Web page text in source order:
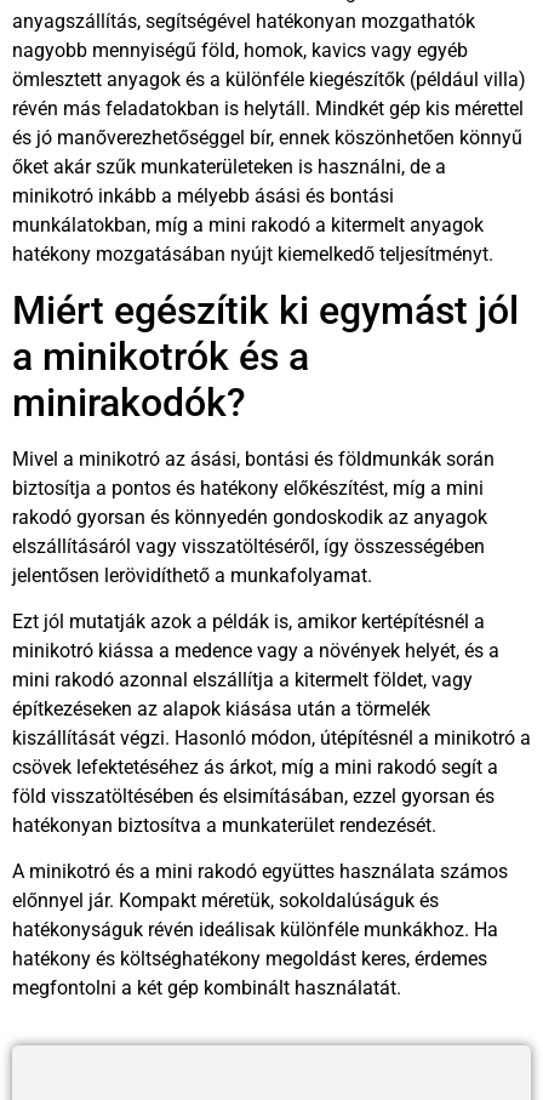
anyagszállítás, segítségével hatékonyan mozgathatók
nagyobb mennyiségű föld, homok, kavics vagy egyéb
ömlesztett anyagok és a különféle kiegészítők (például villa)
révén más feladatokban is helytáll. Mindkét gép kis mérettel
és jó manőverezhetőséggel bír, ennek köszönhetően könnyű
őket akár szűk munkaterületeken is használni, de a
minikotró inkább a mélyebb ásási és bontási
munkálatokban, míg a mini rakodó a kitermelt anyagok
hatékony mozgatásában nyújt kiemelkedő teljesítményt.
Miért egészítik ki egymást jól
a minikotrók és a
minirakodók?
Mivel a minikotró az ásási, bontási és földmunkák során
biztosítja a pontos és hatékony előkészítést, míg a mini
rakodó gyorsan és könnyedén gondoskodik az anyagok
elszállításáról vagy visszatöltéséről, így összességében
jelentősen lerövidíthető a munkafolyamat.
Ezt jól mutatják azok a példák is, amikor kertépítésnél a
minikotró kiássa a medence vagy a növények helyét, és a
mini rakodó azonnal elszállítja a kitermelt földet, vagy
építkezéseken az alapok kiásása után a törmelék
kiszállítását végzi. Hasonló módon, útépítésnél a minikotró a
csövek lefektetéséhez ás árkot, míg a mini rakodó segít a
föld visszatöltésében és elsimításában, ezzel gyorsan és
hatékonyan biztosítva a munkaterület rendezését.
A minikotró és a mini rakodó együttes használata számos
előnnyel jár. Kompakt méretük, sokoldalúságuk és
hatékonyságuk révén ideálisak különféle munkákhoz. Ha
hatékony és költséghatékony megoldást keres, érdemes
megfontolni a két gép kombinált használatát.